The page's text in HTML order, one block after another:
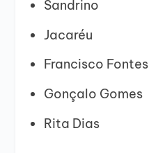
Sandrino
Jacaréu
Francisco Fontes
Gonçalo Gomes
Rita Dias